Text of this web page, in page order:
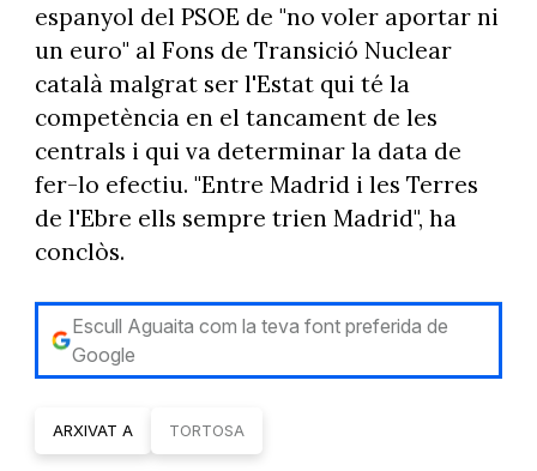
espanyol del PSOE de "no voler aportar ni
un euro" al Fons de Transició Nuclear
català malgrat ser l'Estat qui té la
competència en el tancament de les
centrals i qui va determinar la data de
fer-lo efectiu. "Entre Madrid i les Terres
de l'Ebre ells sempre trien Madrid", ha
conclòs.
Escull Aguaita com la teva font preferida de
Google
ARXIVAT A TORTOSA